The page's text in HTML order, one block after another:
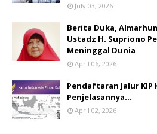
July 03, 2026
Berita Duka,
Ustadz H. Supriono
Meninggal Dunia
April 06, 2026
Pendaftaran Jalur KIP
Penjelasannya…
April 02, 2026